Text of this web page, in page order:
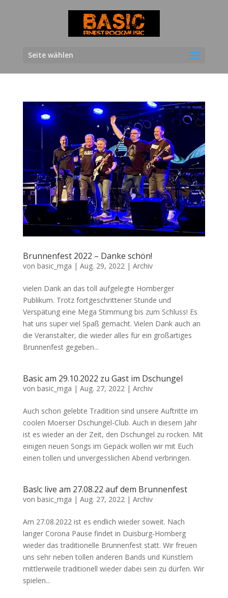
Seite wählen
Brunnenfest 2022 – Danke schön!
von basic_mga | Aug. 29, 2022| Archiv
vielen Dank an das toll aufgelegte Homberger
Publikum. Trotz fortgeschrittener Stunde und
Verspätung eine Mega Stimmung bis zum Schluss! Es
hat uns super viel Spaß gemacht. Vielen Dank auch an
die Veranstalter, die wieder alles für ein großartiges
Brunnenfest gegeben...
Basic am 29.10.2022 zu Gast im Dschungel
von basic_mga | Aug. 27, 2022| Archiv
Auch schon gelebte Tradition sind unsere Auftritte im
coolen Moerser Dschungel-Club. Auch in diesem Jahr
ist es wieder an der Zeit, den Dschungel zu rocken. Mit
einigen neuen Songs im Gepäck wollen wir mit Euch
einen tollen und unvergesslichen Abend verbringen.
Bas!c live am 27.08.22 auf dem Brunnenfest
von basic_mga | Aug. 27, 2022| Archiv
Am 27.08.2022 ist es endlich wieder soweit. Nach
langer Corona Pause findet in Duisburg-Homberg
wieder das traditionelle Brunnenfest statt. Wir freuen
uns sehr neben tollen anderen Bands und Künstlern
mittlerweile traditionell wieder dabei sein zu dürfen. Wir
spielen...